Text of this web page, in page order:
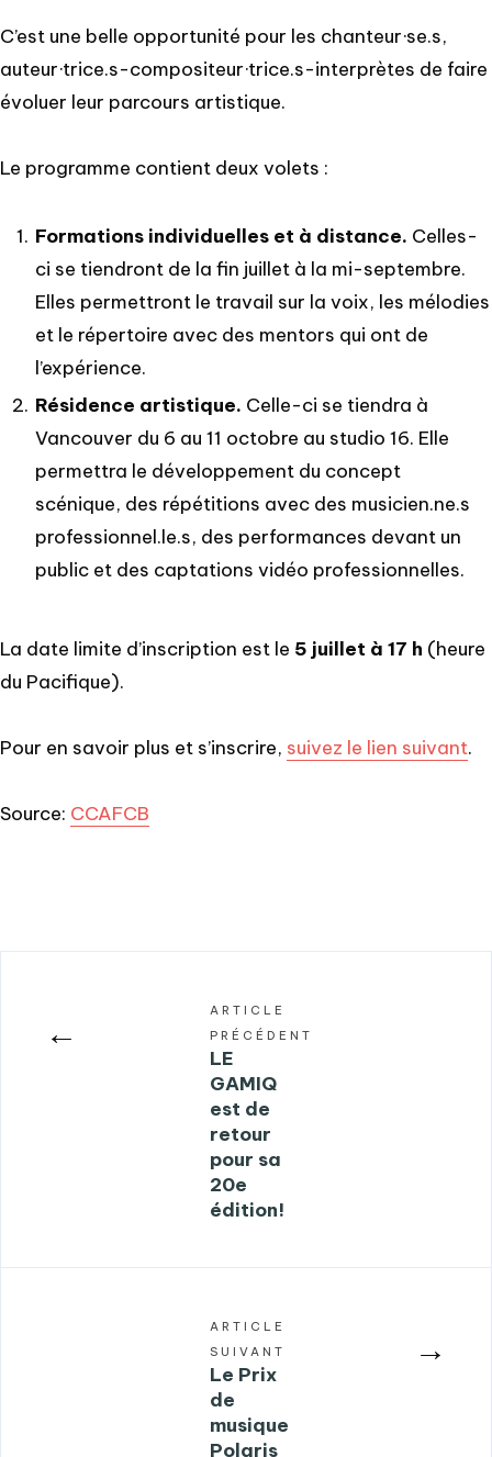
C’est une belle opportunité pour les chanteur·se.s,
auteur·trice.s-compositeur·trice.s-interprètes de faire
évoluer leur parcours artistique.
Le programme contient deux volets :
Formations individuelles et à distance. Celles-
ci se tiendront de la fin juillet à la mi-septembre.
Elles permettront le travail sur la voix, les mélodies
et le répertoire avec des mentors qui ont de
l’expérience.
Résidence artistique. Celle-ci se tiendra à
Vancouver du 6 au 11 octobre au studio 16. Elle
permettra le développement du concept
scénique, des répétitions avec des musicien.ne.s
professionnel.le.s, des performances devant un
public et des captations vidéo professionnelles.
La date limite d’inscription est le 5 juillet à 17 h (heure
du Pacifique).
Pour en savoir plus et s’inscrire, suivez le lien suivant.
Source: CCAFCB
←
ARTICLE
PRÉCÉDENT
LE
GAMIQ
est de
retour
pour sa
20e
édition!
→
ARTICLE
SUIVANT
Le Prix
de
musique
Polaris